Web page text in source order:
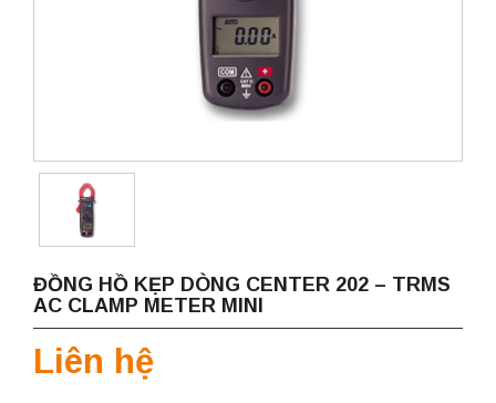
ĐỒNG HỒ KẸP DÒNG CENTER 202 – TRMS
AC CLAMP METER MINI
Liên hệ